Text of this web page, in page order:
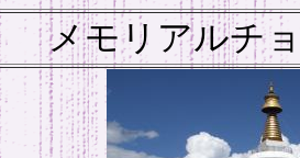
メモリアルチ